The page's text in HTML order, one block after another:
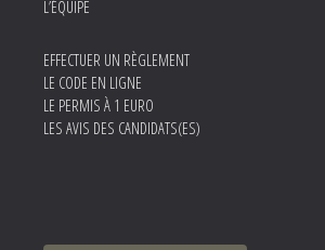
L’ÉQUIPE
EFFECTUER UN RÈGLEMENT
LE CODE EN LIGNE
LE PERMIS À 1 EURO
LES AVIS DES CANDIDATS(ES)